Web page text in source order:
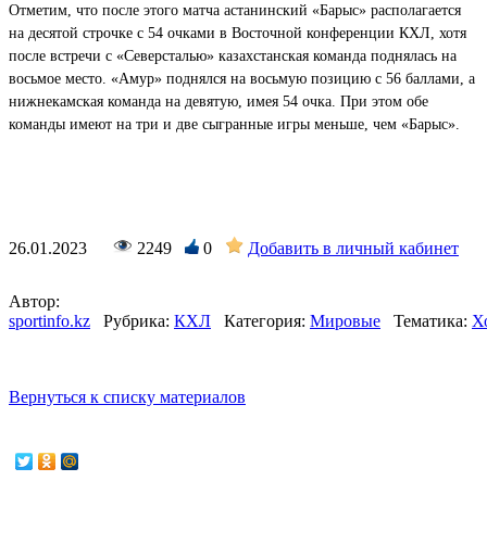
Отметим, что после этого матча астанинский «Барыс» располагается
на десятой строчке с 54 очками в Восточной конференции КХЛ, хотя
после встречи с «Северсталью» казахстанская команда поднялась на
восьмое место. «Амур» поднялся на восьмую позицию с 56 баллами, а
нижнекамская команда на девятую, имея 54 очка. При этом обе
команды имеют на три и две сыгранные игры меньше, чем «Барыс».
26.01.2023 2249 0 Добавить в личный кабинет
Автор:
sportinfo.kz
Рубрика: КХЛ Категория: Мировые Тематика:
Вернуться к списку материалов